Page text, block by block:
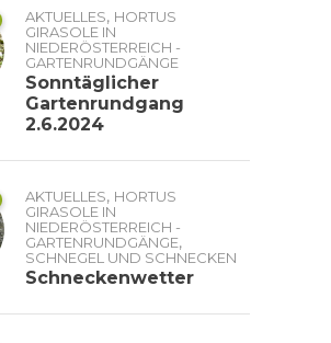
AKTUELLES, HORTUS
GIRASOLE IN
NIEDERÖSTERREICH -
GARTENRUNDGÄNGE
Sonntäglicher
Gartenrundgang
2.6.2024
AKTUELLES, HORTUS
GIRASOLE IN
NIEDERÖSTERREICH -
GARTENRUNDGÄNGE,
SCHNEGEL UND SCHNECKEN
Schneckenwetter